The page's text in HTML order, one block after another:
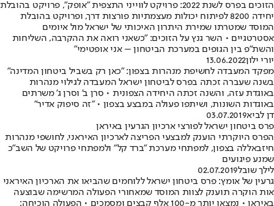
הזוכים בפרס לשנת 2022: פרויקט לווייני התצפית "אופק", פרויקט בהובלת
יחידה 8200 לפיתוח יכולות מעצמתיות פורצות דרך, ופרויקט בהובלת
המוסד שמטרתו שמירת היתרון האיכותי של ישראל מול איומים
אסטרטגיים • השר גנץ על הזוכים: "כשאני רואה את ההקרבה, השליחות
והשת"פ בין הגופים במערכת הביטחון – אני אופטימי"
יורי ילון13.06.2022
מפקד המעבדה לחשיפת מנהרות בצפון: "כאן רק בשביל ביטחון המדינה"
בשנה שעברה זכתה בפרס לביטחון ישראל המעבדה לגילוי מנהרות
באוגדת עזה, והשנה זכתה היחידה הצפונית • סרן ב' וסרן ג' משרתים
באוגדות השונות, ושיתפו פעולה במבצע בצפון • "זה סיפוק אדיר"
דן לביא03.07.2019
פרס ביטחון ישראל לפורצי ארכיון הגרעין באיראן
הפרס היוקרתי הוענק למבצעי הפריצה לארכיון האיראני, לחושפי מנהרות
חיזבאללה בצפון, למפתחי מערכת "ברד קל" ולמפתחי פרויקט של השב"כ
שמנע פיגועים
לילך שובל02.07.2019
גרעין של אומץ: פרס ביטחון ישראל ללוחמים שהביאו את הארכיון האיראני
אות הוקרה תוענק לצוות המוסד שמאחורי הפעולה המרשימה שבוצעה
באיראן • נמצאו יותר מ-100 אלף קבצים ומסמכים • הפעולה הוכיחה: